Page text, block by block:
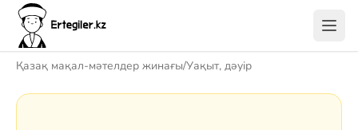
Қазақ мақал-мәтелдер жинағы/Уақыт, дәуір